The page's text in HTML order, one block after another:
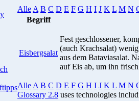
Alle A B C D E F G H I J K L M N
Begriff
Eisbergsalat
Fest geschlossener,
(auch Krachsalat)
aus dem Bataviasalat.
auf Eis ab, um ihn
Alle A B C D E F G H I J K L M N
Glossary 2.8 uses technologies